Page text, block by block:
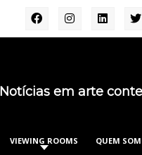
Notícias em arte
VIEWING ROOMS QUEM